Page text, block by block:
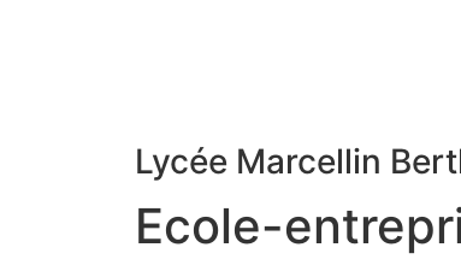
Lycée Marcellin
Ecole-